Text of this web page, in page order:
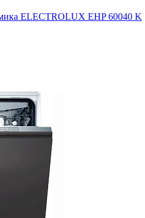
ELECTROLUX EHP 60040 K